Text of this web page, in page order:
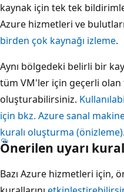
kaynak için tek tek
Azure hizmetleri ve
birden çok kaynağı izleme.
Aynı bölgedeki belirli bir
tüm VM'ler için geçerli olan
oluşturabilirsiniz.
için bkz. Azure sanal
kuralı oluşturma (önizleme).
Önerilen uyarı
Bazı Azure hizmetleri için,